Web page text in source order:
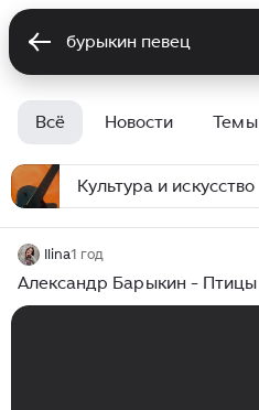
Всё Новости Темы
Культура и искусство
Ilina1 год
Александр Барыкин - Птицы